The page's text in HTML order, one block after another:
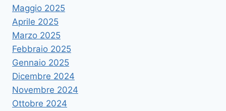
Maggio 2025
Aprile 2025
Marzo 2025
Febbraio 2025
Gennaio 2025
Dicembre 2024
Novembre 2024
Ottobre 2024